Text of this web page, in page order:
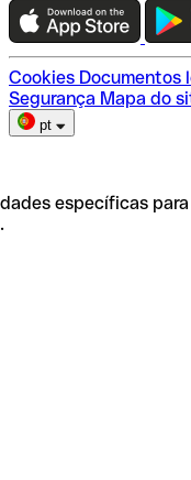
Escolha do plano
Cookies Documentos
Segurança Mapa do
pt
específicas